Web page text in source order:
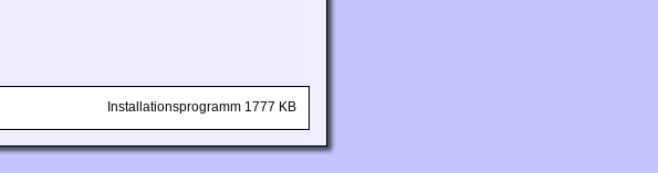
Installationsprogramm 1777 KB